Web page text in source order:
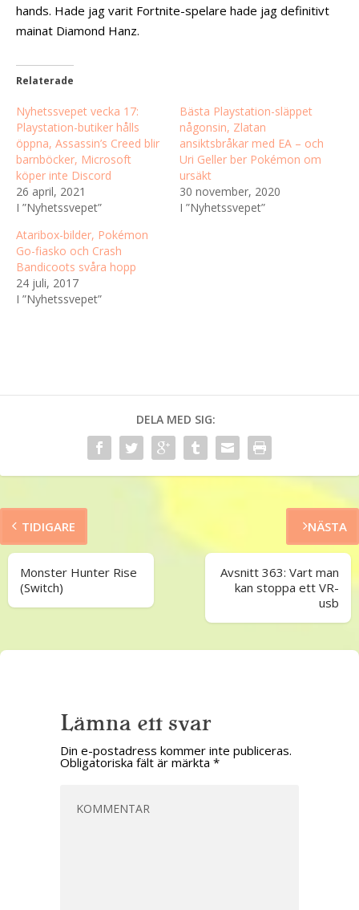
hands. Hade jag varit Fortnite-spelare hade jag definitivt
mainat Diamond Hanz.
Relaterade
Nyhetssvepet vecka 17:
Playstation-butiker hålls
öppna, Assassin’s Creed blir
barnböcker, Microsoft
köper inte Discord
26 april, 2021
I ”Nyhetssvepet”
Bästa Playstation-släppet
någonsin, Zlatan
ansiktsbråkar med EA – och
Uri Geller ber Pokémon om
ursäkt
30 november, 2020
I ”Nyhetssvepet”
Ataribox-bilder, Pokémon
Go-fiasko och Crash
Bandicoots svåra hopp
24 juli, 2017
I ”Nyhetssvepet”
DELA MED SIG:
TIDIGARE
Monster Hunter Rise
(Switch)
NÄSTA
Avsnitt 363: Vart man
kan stoppa ett VR-
usb
Lämna ett svar
Din e-postadress kommer inte publiceras.
Obligatoriska fält är märkta *